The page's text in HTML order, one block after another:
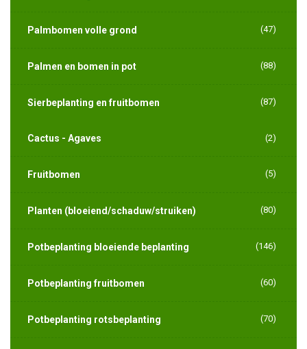
Palmbomen volle grond (47)
Palmen en bomen in pot (88)
Sierbeplanting en fruitbomen (87)
Cactus - Agaves (2)
Fruitbomen (5)
Planten (bloeiend/schaduw/struiken) (80)
Potbeplanting bloeiende beplanting (146)
Potbeplanting fruitbomen (60)
Potbeplanting rotsbeplanting (70)